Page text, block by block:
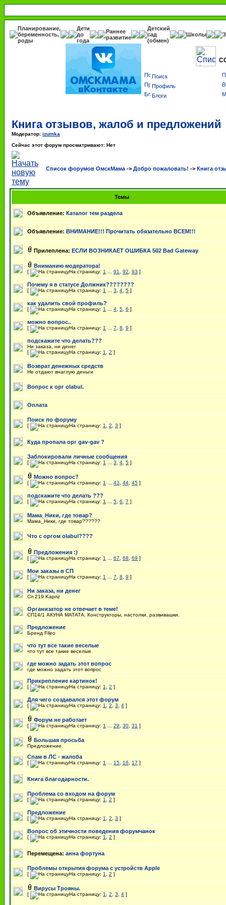
Планирование,
беременность,
роды
Дети
до
года
Раннее
развитие
Детский
сад
(обмен)
Школы
Поиск
Профиль
Блоги
Книга отзывов, жалоб и предложений
Модератор: izumka
Сейчас этот форум просматривают: Нет
Список форумов ОмскМама -> Добро пожаловать! -> Книга
Темы
Объявление: Каталог тем раздела
Объявление: ВНИМАНИЕ!!! Прочитать обязательно ВСЕМ!!!
Прилеплена: ЕСЛИ ВОЗНИКАЕТ ОШИБКА 502 Bad Gateway
Вниманию модератора!
[ На страницу: 1 91 92 93 ]
Почему я в статусе Должник????????
[ На страницу: 1 3 4 5 ]
как удалить свой профиль?
[ На страницу: 1 4 5 6 ]
можно вопрос..
[ На страницу: 1 7 8 9 ]
подскажите что делать???
Ни заказа, ни денег
[
На страницу: 1 2 ]
Возврат денежных средств
Не отдают внаглую деньги
Вопрос к орг olabul.
Оплата
Поиск по форуму
[ На страницу: 1 2 3 ]
Куда пропала орг gav-gav ?
Заблокировали личные сообщения
[ На страницу: 1 3 4 5 ]
Можно вопрос?
[ На страницу: 1 43 44 45 ]
подскажите что делать ???
[ На страницу: 1 5 6 7 ]
Мама_Ники, где товар?
Мама_Ники, где товар??????
Что с оргом olabul????
Предложения :)
[ На страницу: 1 67 68 69 ]
Мои заказы в СП
[ На страницу: 1 7 8 9 ]
Ни заказа, ни денег
Сп 219 Kapriz
Организатор не отвечает в теме!
СП14/1 АКУНА МАТАТА. Конструкторы, настолки, развивашки.
Предложение
Бренд Fileo
что тут все такие веселые
что тут все такие веселые
где можно задать этот вопрос
где можно задать этот вопрос
Прикрепление картинок!
[ На страницу: 1 2 ]
Для чего создавался этот форум
[ На страницу: 1 2 3 4 ]
Форум не работает
[ На страницу: 1 29 30 31 ]
Большая просьба
Предложение
Спам в ЛС - жалоба
[ На страницу: 1 15 16 17 ]
Книга благодарности.
Проблема со входом на форум
[ На страницу: 1 2 ]
Предложение
[ На страницу: 1 2 3 ]
Вопрос об этичности поведения форумчанок
[ На страницу: 1 2 ]
Перемещена: анна фортуна
Проблемы открытия форума с устройств Apple
[ На страницу: 1 2 ]
Вирусы Трояны.
[ На страницу: 1 2 3 4 ]